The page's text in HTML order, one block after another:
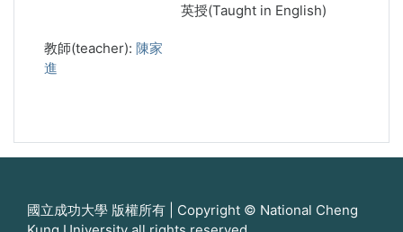
英授(Taught in English)
教師(teacher): 陳家
進
國立成功大學 版權所有 | Copyright © National Cheng